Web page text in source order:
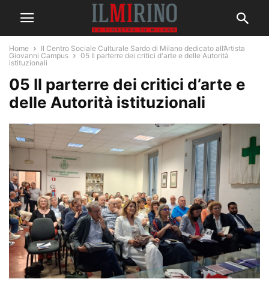
Home
Il Centro Sociale Culturale Sardo di Milano dedicato all’Artista
Giovanni Campus
05 Il parterre dei critici d'arte e delle Autorità
istituzionali
05 Il parterre dei critici d’arte e
delle Autorità istituzionali